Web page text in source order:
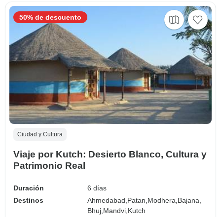
Ciudad y Cultura
Viaje por Kutch: Desierto Blanco, Cultura y
Patrimonio Real
Duración
6 días
Destinos
Ahmedabad, Patan, Modhera, Bajana,
Bhuj, Mandvi, Kutch
50% de descuento